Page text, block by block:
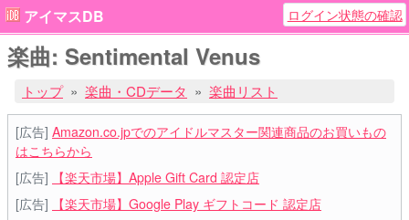
アイマスDB ログイン状態の確認
楽曲: Sentimental Venus
トップ 楽曲・CDデータ 楽曲リスト
[広告] Amazon.co.jpでのアイドルマスター関連商品のお買いもの
はこちらから
[広告]
【楽天市場】Apple Gift Card 認定店
[広告]
【楽天市場】Google Play ギフトコード 認定店